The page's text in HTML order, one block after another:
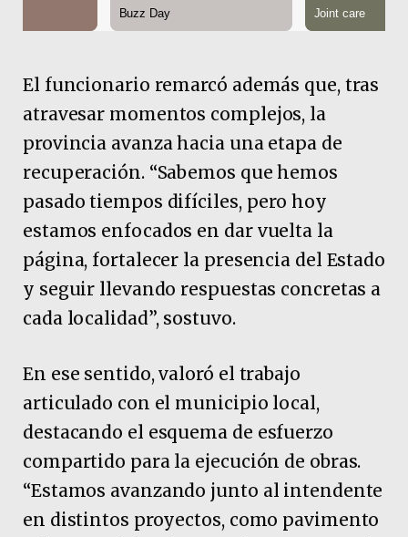
El funcionario remarcó además que, tras
atravesar momentos complejos, la
provincia avanza hacia una etapa de
recuperación. “Sabemos que hemos
pasado tiempos difíciles, pero hoy
estamos enfocados en dar vuelta la
página, fortalecer la presencia del Estado
y seguir llevando respuestas concretas a
cada localidad”, sostuvo.
En ese sentido, valoró el trabajo
articulado con el municipio local,
destacando el esquema de esfuerzo
compartido para la ejecución de obras.
“Estamos avanzando junto al intendente
en distintos proyectos, como pavimento